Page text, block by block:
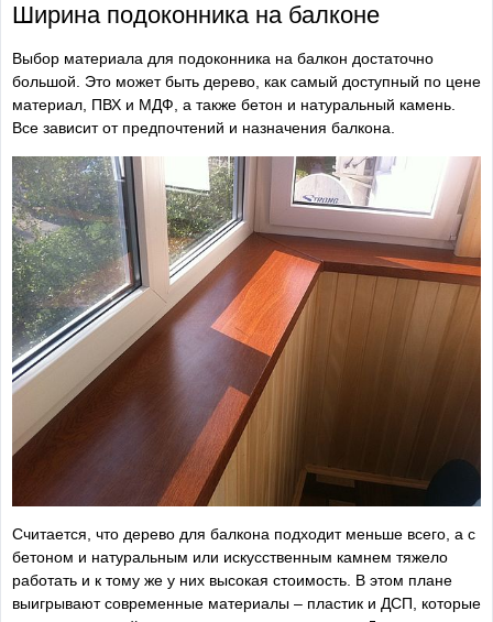
Ширина подоконника на балконе
Выбор материала для подоконника на балкон достаточно
большой. Это может быть дерево, как самый доступный по цене
материал, ПВХ и МДФ, а также бетон и натуральный камень.
Все зависит от предпочтений и назначения балкона.
Считается, что дерево для балкона подходит меньше всего, а с
бетоном и натуральным или искусственным камнем тяжело
работать и к тому же у них высокая стоимость. В этом плане
выигрывают современные материалы – пластик и ДСП, которые